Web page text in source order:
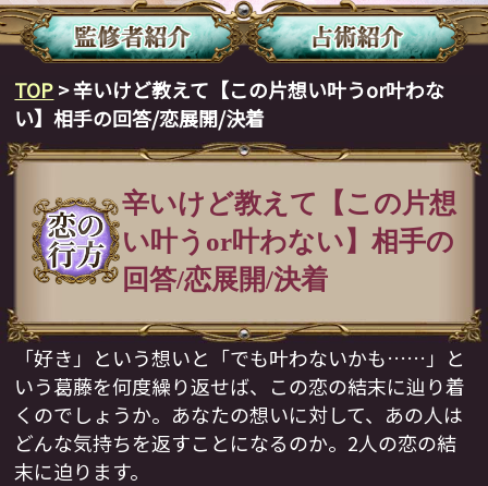
TOP> 辛いけど教えて【この片想い叶うor叶わな
い】相手の回答/恋展開/決着
辛いけど教えて【この片想
い叶うor叶わない】相手の
回答/恋展開/決着
「好き」という想いと「でも叶わないかも……」と
いう葛藤を何度繰り返せば、この恋の結末に辿り着
くのでしょうか。あなたの想いに対して、あの人は
どんな気持ちを返すことになるのか。2人の恋の結
末に迫ります。